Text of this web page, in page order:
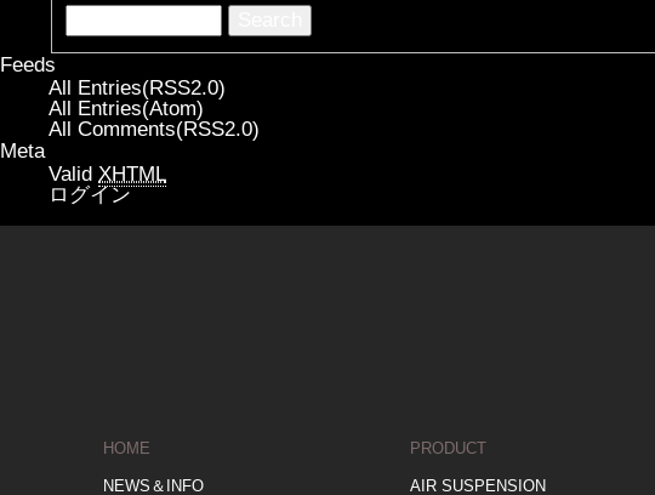
Feeds
All Entries(RSS2.0)
All Entries(Atom)
All Comments(RSS2.0)
Meta
Valid XHTML
ログイン
HOME
NEWS＆INFO
PRODUCT
AIR SUSPENSION